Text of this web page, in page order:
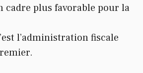
cadre plus favorable pour la
l’administration fiscale